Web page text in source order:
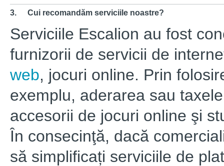
3. Cui recomandăm serviciile noastre?
Serviciile Escalion au fost
furnizorii de servicii de
web, jocuri online. Prin
exemplu, aderarea sau
accesorii de jocuri online şi
În consecinţă, dacă
să simplificați serviciile de